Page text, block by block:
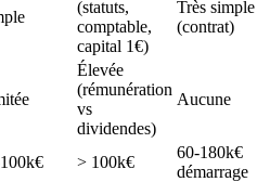
(statuts,
comptable,
capital 1€)
Très simple
(contrat)
Élevée
(rémunération
vs
dividendes)
Aucune
> 100k€
60-180k€
démarrage